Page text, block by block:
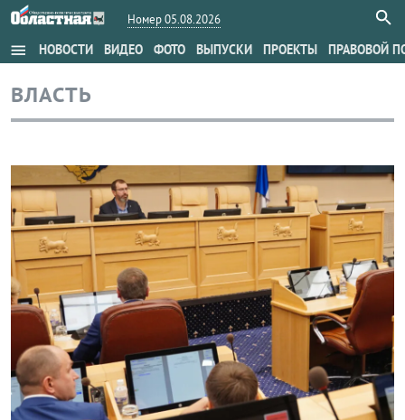
Номер 05.08.2026
menu НОВОСТИ ВИДЕО ФОТО ВЫПУСКИ ПРОЕКТЫ ПРАВОВОЙ
ВЛАСТЬ
Власть